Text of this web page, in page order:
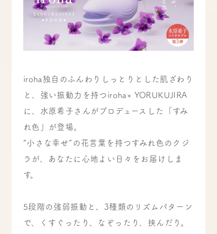
iroha独自のふんわりしっとりとした肌ざわり
と、強い振動力を持つiroha+ YORUKUJIRA
に、水原希子さんがプロデュースした「すみ
れ色」が登場。
“小さな幸せ”の花言葉を持つすみれ色のクジ
ラが、あなたに心地よい日々をお届けしま
す。
5段階の強弱振動と、3種類のリズムパターン
で、くすぐったり、なぞったり、挟んだり。